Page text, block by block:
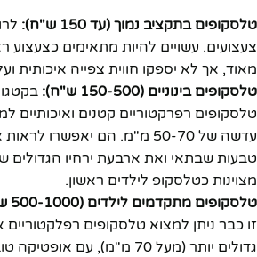
טלסקופים בתקציב נמוך (עד 150 ש"ח):
צעצועים. עשויים להיות מתאימים כצעצוע
מאוד, אך לא יספקו חווית צפייה איכותית
טלסקופים בינוניים (150-500 ש"ח):
טלסקופים רפרקטוריים קטנים ואיכותיים
עדשה של 50-70 מ"מ. הם
טבעות שבתאי ואת ארבעת ירחיו הגדולים
מצוינות כטלסקופ לילדים ראשון.
טלסקופים מתקדמים לילדים (500-1000 ש"ח ומעלה):
זו כבר ניתן למצוא טלסקופים
גדולים יותר (מעל 70 מ"מ), עם